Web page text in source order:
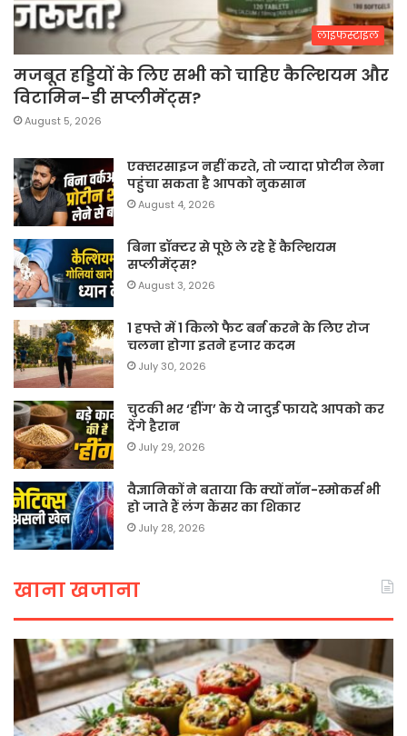
लाइफस्टाइल
मजबूत हड्डियों के लिए सभी को चाहिए कैल्शियम और
विटामिन-डी सप्लीमेंट्स?
August 5, 2026
एक्सरसाइज नहीं करते, तो ज्यादा प्रोटीन लेना
पहुंचा सकता है आपको नुकसान
August 4, 2026
बिना डॉक्टर से पूछे ले रहे हैं कैल्शियम
सप्लीमेंट्स?
August 3, 2026
1 हफ्ते में 1 किलो फैट बर्न करने के लिए रोज
चलना होगा इतने हजार कदम
July 30, 2026
चुटकी भर ‘हींग’ के ये जादुई फायदे आपको कर
देंगे हैरान
July 29, 2026
वैज्ञानिकों ने बताया कि क्यों नॉन-स्मोकर्स भी
हो जाते हैं लंग कैंसर का शिकार
July 28, 2026
खाना खजाना